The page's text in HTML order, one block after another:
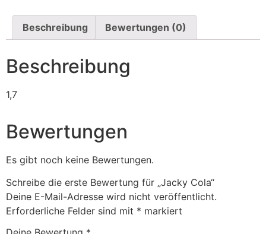
Beschreibung Bewertungen (0)
Beschreibung
1,7
Bewertungen
Es gibt noch keine Bewertungen.
Schreibe die erste Bewertung für „Jacky Cola“
Deine E-Mail-Adresse wird nicht veröffentlicht.
Erforderliche Felder sind mit * markiert